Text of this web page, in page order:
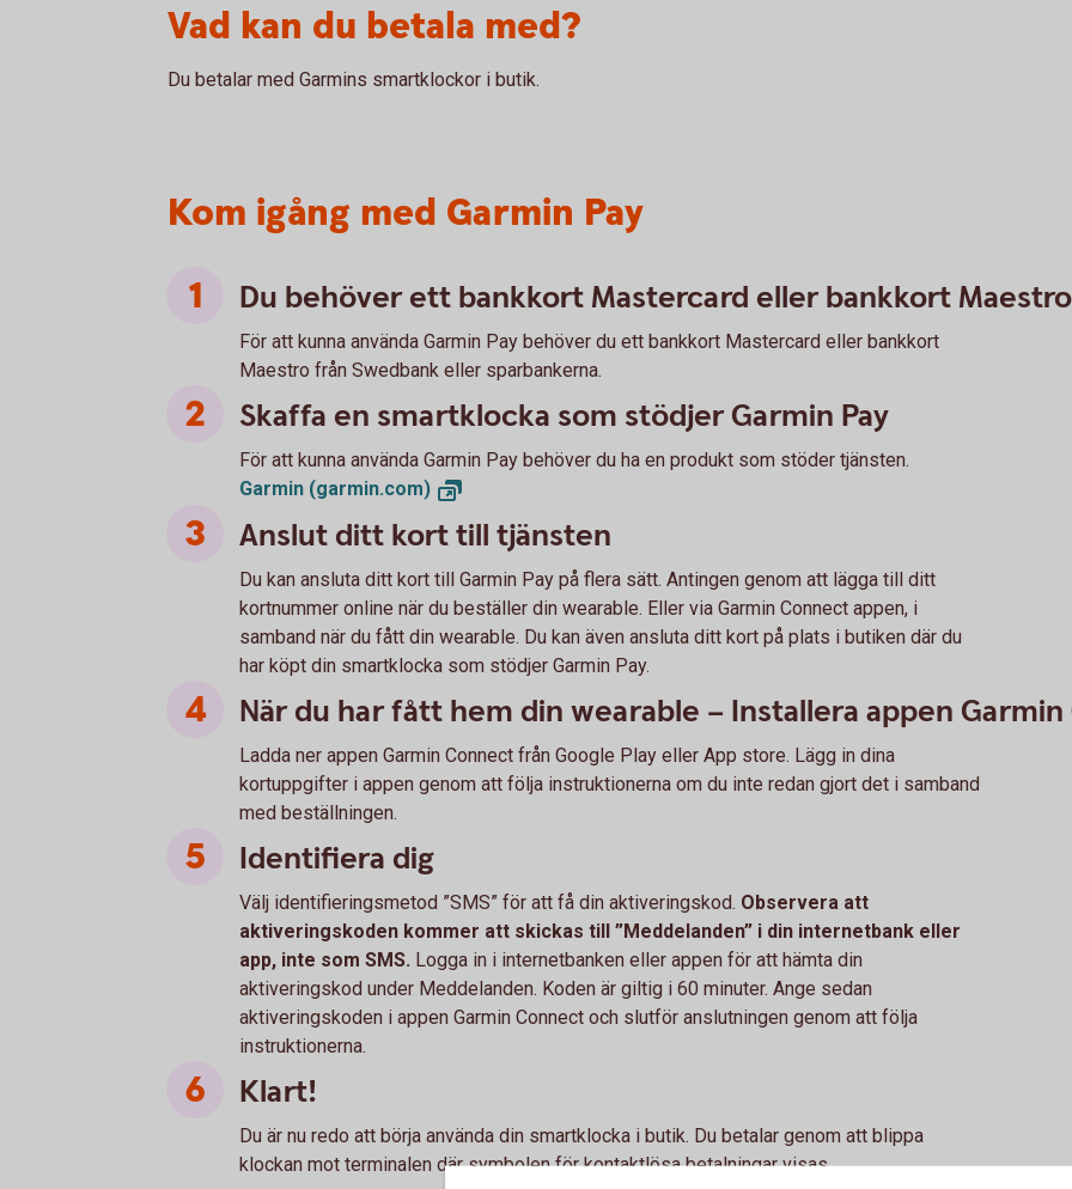
Vad kan du betala med?
Du betalar med Garmins smartklockor i butik.
Kom igång med Garmin Pay
Du behöver ett bankkort Mastercard eller bankkort Maestro
För att kunna använda Garmin Pay behöver du ett bankkort Mastercard eller bankkort
Maestro från Swedbank eller sparbankerna.
Skaffa en smartklocka som stödjer Garmin Pay
För att kunna använda Garmin Pay behöver du ha en produkt som stöder tjänsten.
Garmin (garmin.com)
Anslut ditt kort till tjänsten
Du kan ansluta ditt kort till Garmin Pay på flera sätt. Antingen genom att lägga till ditt
kortnummer online när du beställer din wearable. Eller via Garmin Connect appen, i
samband när du fått din wearable. Du kan även ansluta ditt kort på plats i butiken där du
har köpt din smartklocka som stödjer Garmin Pay.
När du har fått hem din wearable – Installera appen
Ladda ner appen Garmin Connect från Google Play eller App store. Lägg in dina
kortuppgifter i appen genom att följa instruktionerna om du inte redan gjort det i samband
med beställningen.
Identifiera dig
Välj identifieringsmetod ”SMS” för att få din aktiveringskod. Observera att
aktiveringskoden kommer att skickas till ”Meddelanden” i din internetbank eller
app, inte som SMS. Logga in i internetbanken eller appen för att hämta din
aktiveringskod under Meddelanden. Koden är giltig i 60 minuter. Ange sedan
aktiveringskoden i appen Garmin Connect och slutför anslutningen genom att följa
instruktionerna.
Klart!
Du är nu redo att börja använda din smartklocka i butik. Du betalar genom att blippa
klockan mot terminalen där symbolen för kontaktlösa betalningar visas.